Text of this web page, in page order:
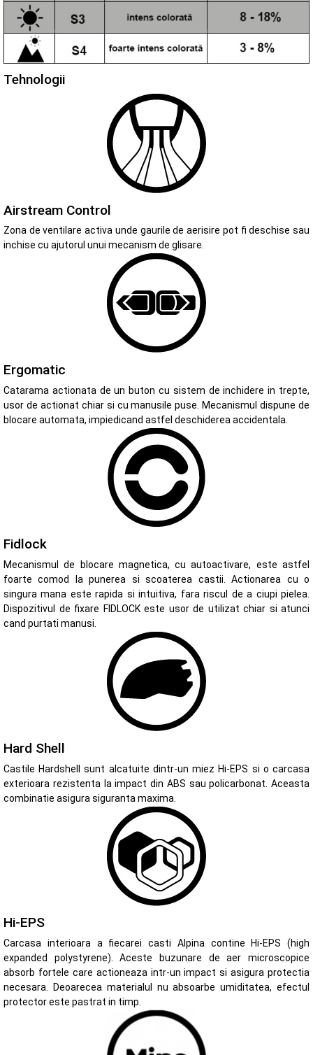
Tehnologii
Airstream Control
Zona de ventilare activa unde gaurile de aerisire pot fi deschise sau
inchise cu ajutorul unui mecanism de glisare.
Ergomatic
Catarama actionata de un buton cu sistem de inchidere in trepte,
usor de actionat chiar si cu manusile puse. Mecanismul dispune de
blocare automata, impiedicand astfel deschiderea accidentala.
Fidlock
Mecanismul de blocare magnetica, cu autoactivare, este astfel
foarte comod la punerea si scoaterea castii. Actionarea cu o
singura mana este rapida si intuitiva, fara riscul de a ciupi pielea.
Dispozitivul de fixare FIDLOCK este usor de utilizat chiar si atunci
cand purtati manusi.
Hard Shell
Castile Hardshell sunt alcatuite dintr-un miez Hi-EPS si o carcasa
exterioara rezistenta la impact din ABS sau policarbonat. Aceasta
combinatie asigura siguranta maxima.
Hi-EPS
Carcasa interioara a fiecarei casti Alpina contine Hi-EPS (high
expanded polystyrene). Aceste buzunare de aer microscopice
absorb fortele care actioneaza intr-un impact si asigura protectia
necesara. Deoarecea materialul nu absoarbe umiditatea, efectul
protector este pastrat in timp.